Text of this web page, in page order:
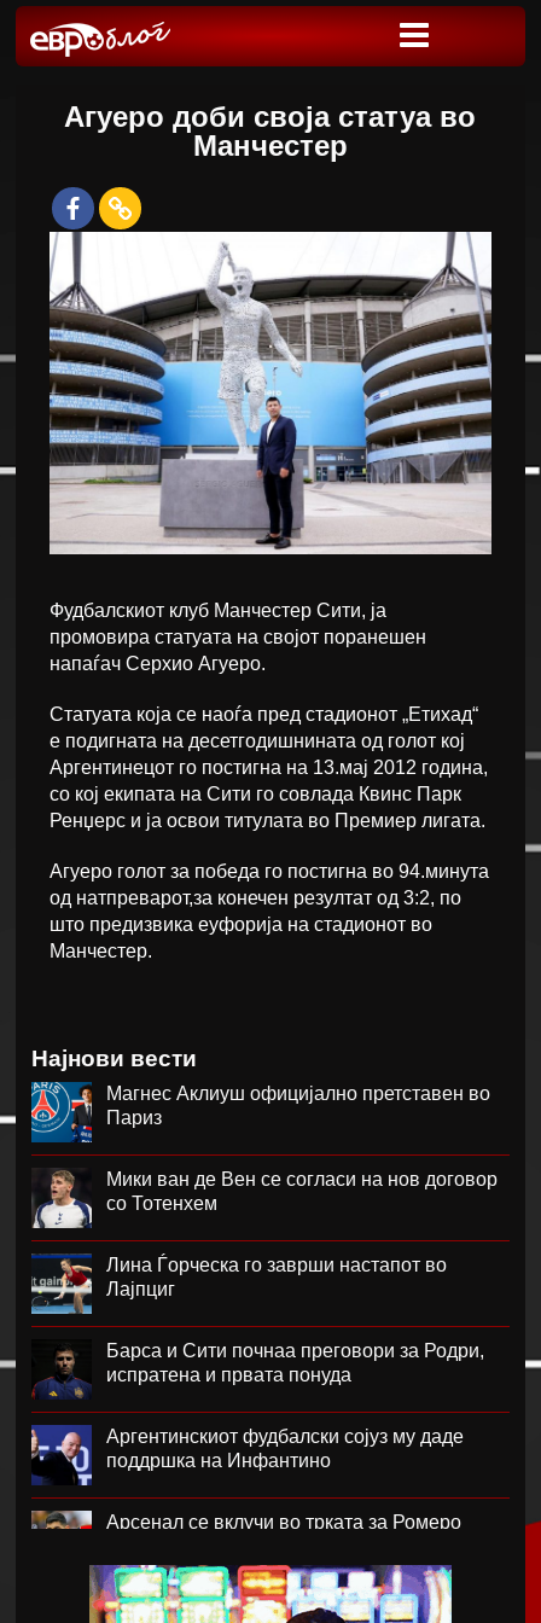
Агуеро доби своја статуа во
Манчестер
Фудбалскиот клуб Манчестер Сити, ја
промовира статуата на својот поранешен
напаѓач Серхио Агуеро.
Статуата која се наоѓа пред стадионот „Етихад“
е подигната на десетгодишнината од голот кој
Аргентинецот го постигна на 13.мај 2012 година,
со кој екипата на Сити го совлада Квинс Парк
Ренџерс и ја освои титулата во Премиер лигата.
Агуеро голот за победа го постигна во 94.минута
од натпреварот,за конечен резултат од 3:2, по
што предизвика еуфорија на стадионот во
Манчестер.
Најнови вести
Магнес Аклиуш официјално претставен во
Париз
Мики ван де Вен се согласи на нов договор
со Тотенхем
Лина Ѓорческа го заврши настапот во
Лајпциг
Барса и Сити почнаа преговори за Родри,
испратена и првата понуда
Аргентинскиот фудбалски сојуз му даде
поддршка на Инфантино
Арсенал се вклучи во трката за Ромеро
ПСЖ го купи најдобриот фудбалер на